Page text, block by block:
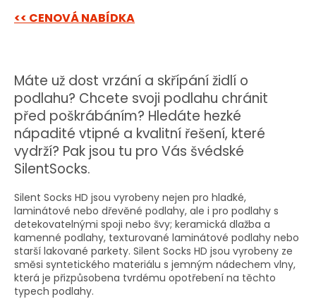
<< CENOVÁ NABÍDKA
Máte už dost vrzání a skřípání židlí o
podlahu? Chcete svoji podlahu chránit
před poškrábáním? Hledáte hezké
nápadité vtipné a kvalitní řešení, které
vydrží? Pak jsou tu pro Vás švédské
SilentSocks.
Silent Socks HD jsou vyrobeny nejen pro hladké,
laminátové nebo dřevěné podlahy, ale i pro podlahy s
detekovatelnými spoji nebo švy; keramická dlažba a
kamenné podlahy, texturované laminátové podlahy nebo
starší lakované parkety. Silent Socks HD jsou vyrobeny ze
směsi syntetického materiálu s jemným nádechem vlny,
která je přizpůsobena tvrdému opotřebení na těchto
typech podlahy.